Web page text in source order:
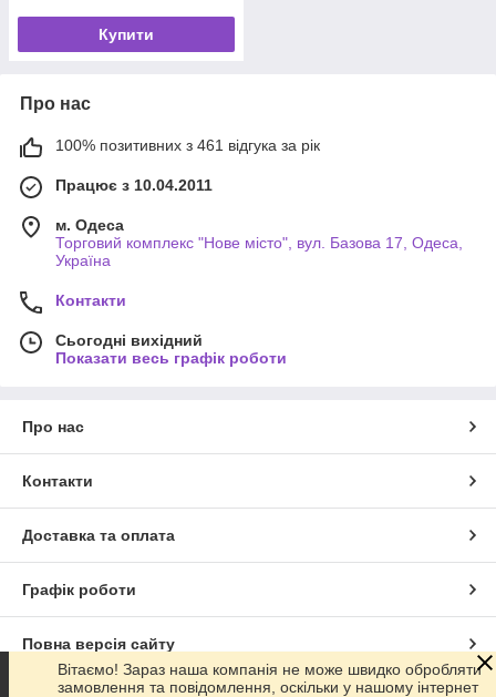
Купити
Про нас
100% позитивних з 461 відгука за рік
Працює з 10.04.2011
м. Одеса
Торговий комплекс "Нове місто", вул. Базова 17, Одеса,
Україна
Контакти
Сьогодні вихідний
Показати весь графік роботи
Про нас
Контакти
Доставка та оплата
Графік роботи
Повна версія сайту
Вітаємо! Зараз наша компанія не може швидко обробляти
замовлення та повідомлення, оскільки у нашому інтернет